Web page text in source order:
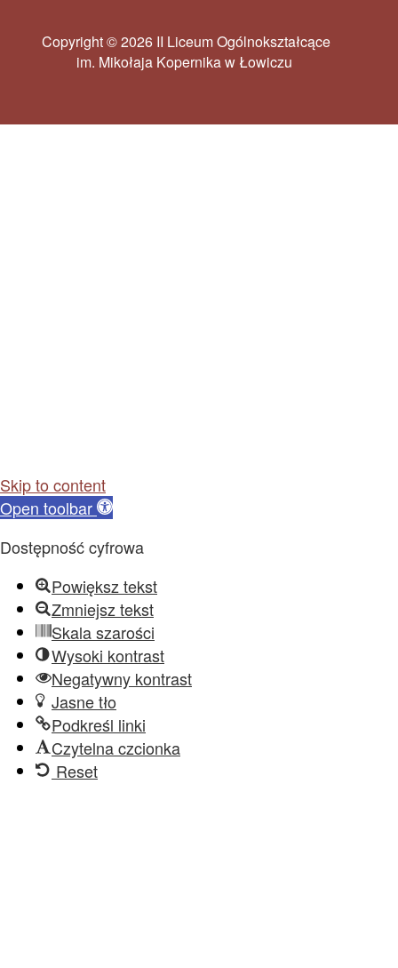
Copyright © 2026 II Liceum Ogólnokształcące
im. Mikołaja Kopernika w Łowiczu
Skip to content
Open toolbar
Dostępność cyfrowa
Powiększ tekst
Zmniejsz tekst
Skala szarości
Wysoki kontrast
Negatywny kontrast
Jasne tło
Podkreśl linki
Czytelna czcionka
Reset